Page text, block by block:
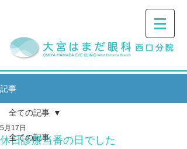
記事
全ての記事
全ての記事
休日診療当番の日でした
5月17日